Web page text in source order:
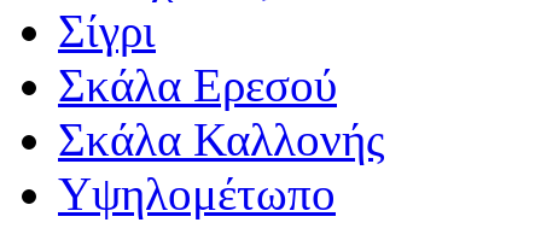
Σίγρι
Σκάλα Ερεσού
Σκάλα Καλλονής
Υψηλομέτωπο